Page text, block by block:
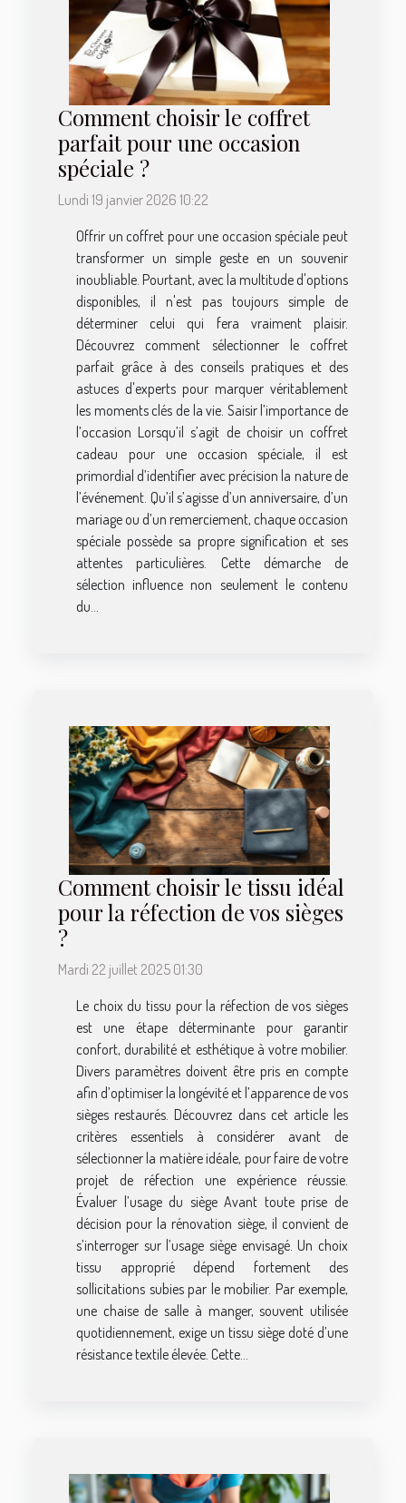
Comment choisir le coffret
parfait pour une occasion
spéciale ?
Lundi 19 janvier 2026 10:22
Offrir un coffret pour une occasion spéciale peut
transformer un simple geste en un souvenir
inoubliable. Pourtant, avec la multitude d'options
disponibles, il n'est pas toujours simple de
déterminer celui qui fera vraiment plaisir.
Découvrez comment sélectionner le coffret
parfait grâce à des conseils pratiques et des
astuces d'experts pour marquer véritablement
les moments clés de la vie. Saisir l’importance de
l’occasion Lorsqu’il s’agit de choisir un coffret
cadeau pour une occasion spéciale, il est
primordial d’identifier avec précision la nature de
l’événement. Qu’il s’agisse d’un anniversaire, d’un
mariage ou d’un remerciement, chaque occasion
spéciale possède sa propre signification et ses
attentes particulières. Cette démarche de
sélection influence non seulement le contenu
du...
Comment choisir le tissu idéal
pour la réfection de vos sièges
?
Mardi 22 juillet 2025 01:30
Le choix du tissu pour la réfection de vos sièges
est une étape déterminante pour garantir
confort, durabilité et esthétique à votre mobilier.
Divers paramètres doivent être pris en compte
afin d’optimiser la longévité et l’apparence de vos
sièges restaurés. Découvrez dans cet article les
critères essentiels à considérer avant de
sélectionner la matière idéale, pour faire de votre
projet de réfection une expérience réussie.
Évaluer l’usage du siège Avant toute prise de
décision pour la rénovation siège, il convient de
s’interroger sur l’usage siège envisagé. Un choix
tissu approprié dépend fortement des
sollicitations subies par le mobilier. Par exemple,
une chaise de salle à manger, souvent utilisée
quotidiennement, exige un tissu siège doté d’une
résistance textile élevée. Cette...